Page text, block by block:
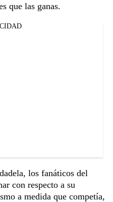
que las ganas.
los fanáticos del
con respecto a su
a medida que competía,